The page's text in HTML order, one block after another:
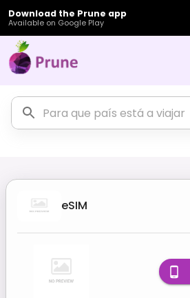
Download the Prune app
Available on Google Play
eSIM